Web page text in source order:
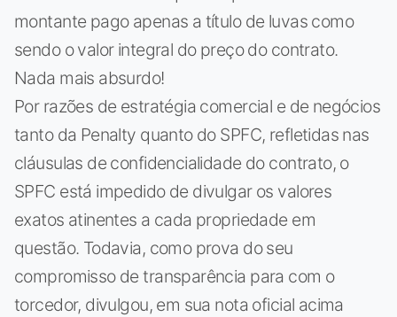
montante pago apenas a título de luvas como
sendo o valor integral do preço do contrato.
Nada mais absurdo!
Por razões de estratégia comercial e de negócios
tanto da Penalty quanto do SPFC, refletidas nas
cláusulas de confidencialidade do contrato, o
SPFC está impedido de divulgar os valores
exatos atinentes a cada propriedade em
questão. Todavia, como prova do seu
compromisso de transparência para com o
torcedor, divulgou, em sua nota oficial acima